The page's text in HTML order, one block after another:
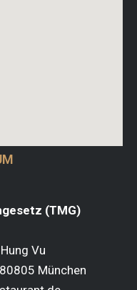
(TMG)
Vu
München